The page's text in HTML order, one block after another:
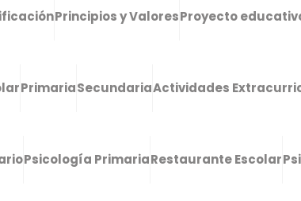
Principios y ValoresProyecto
PrimariaSecundariaActividades
Psicología PrimariaRestaurante Escolar